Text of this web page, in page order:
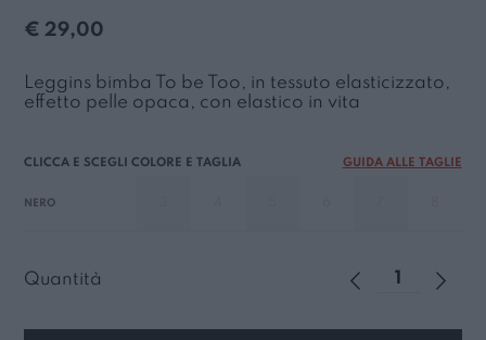
€ 29,00
Leggins bimba To be Too, in tessuto elasticizzato,
effetto pelle opaca, con elastico in vita
GUIDA ALLE TAGLIE
NERO
Quantità